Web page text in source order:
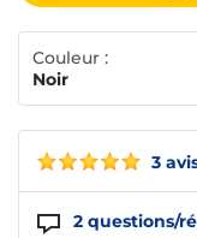
3
2 questions/
Couleur :
Noir